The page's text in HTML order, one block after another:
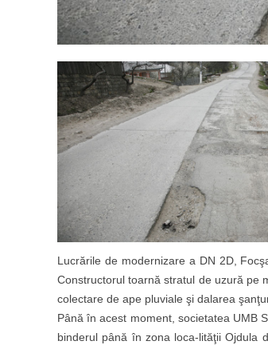
Lucrările de modernizare a DN 2D,
Constructorul toarnă stratul de uzură pe
colectare de ape pluviale şi dalarea
Până în acest moment, societatea UMB
binderul până în zona loca-lităţii Ojdula